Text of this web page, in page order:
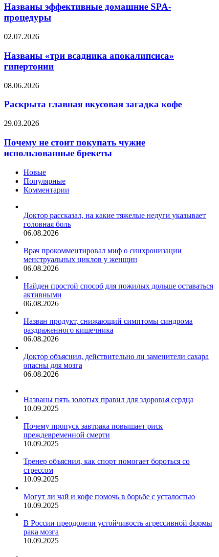
домашние
процедуры
Названы эффективные домашние SPA-
процедуры
Названы
всадника
апокалипсиса»
гипертонии
02.07.2026
Названы «три всадника апокалипсиса»
гипертонии
Раскрыта
вкусовая
загадка
кофе
08.06.2026
Раскрыта главная вкусовая загадка кофе
Почему
стоит
покупать
чужие
брекеты
29.03.2026
Почему не стоит покупать чужие
использованные брекеты
Новые
Популярные
Комментарии
Доктор рассказал, на какие тяжелые недуги указывает
головная боль
06.08.2026
Врач прокомментировал миф о синхронизации
менструальных циклов у женщин
06.08.2026
Найден простой способ для пожилых дольше оставаться
активными
06.08.2026
Назван продукт, снижающий симптомы синдрома
раздраженного кишечника
06.08.2026
Доктор объяснил, действительно ли заменители сахара
опасны для мозга
06.08.2026
Названы пять золотых правил для здоровья сердца
10.09.2025
Почему пропуск завтрака повышает риск
преждевременной смерти
10.09.2025
Тренер объяснил, как спорт помогает бороться со
стрессом
10.09.2025
Могут ли чай и кофе помочь в борьбе с усталостью
10.09.2025
В России преодолели устойчивость агрессивной формы
рака мозга
10.09.2025